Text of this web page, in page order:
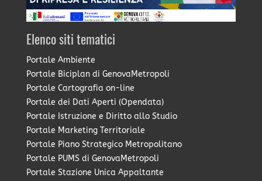
Elenco siti tematici
Portale Ambiente
Portale Biciplan di GenovaMetropoli
Portale Cartografia on-line
Portale dei Dati Aperti (Opendata)
Portale Istruzione e Diritto allo Studio
Portale Marketing Territoriale
Portale Piano Strategico Metropolitano
Portale PUMS di GenovaMetropoli
Portale Stazione Unica Appaltante